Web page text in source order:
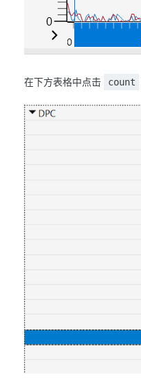
在下方表格中点击 count